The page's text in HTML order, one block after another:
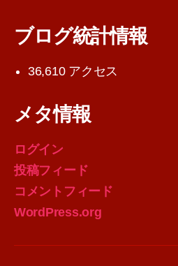
ブログ統計情報
36,610 アクセス
メタ情報
ログイン
投稿フィード
コメントフィード
WordPress.org